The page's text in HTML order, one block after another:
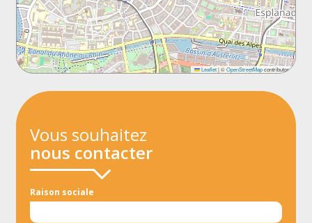
Leaflet |©OpenStreetMapcontributors
Vous souhaitez
nous contacter
Raison sociale